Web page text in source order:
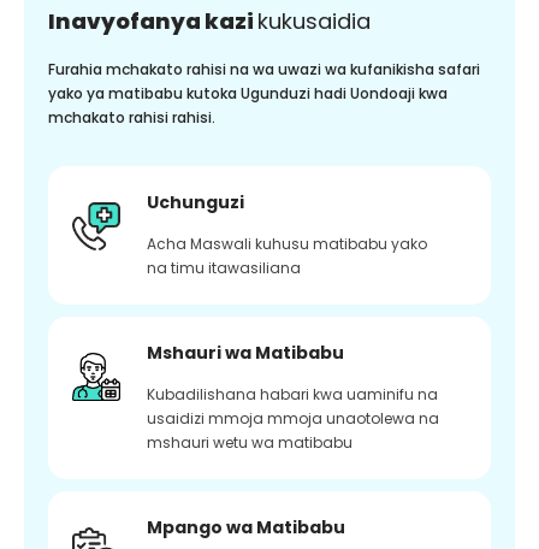
Inavyofanya kazi kukusaidia
Furahia mchakato rahisi na wa uwazi wa kufanikisha safari
yako ya matibabu kutoka Ugunduzi hadi Uondoaji kwa
mchakato rahisi rahisi.
Uchunguzi
Acha Maswali kuhusu matibabu yako
na timu itawasiliana
Mshauri wa Matibabu
Kubadilishana habari kwa uaminifu na
usaidizi mmoja mmoja unaotolewa na
mshauri wetu wa matibabu
Mpango wa Matibabu